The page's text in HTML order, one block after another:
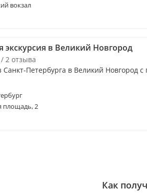
вокзал
экскурсия в Великий Новгород
/ 2 отзыва
Санкт-Петербурга в Великий Новгород
площадь, 2
Как